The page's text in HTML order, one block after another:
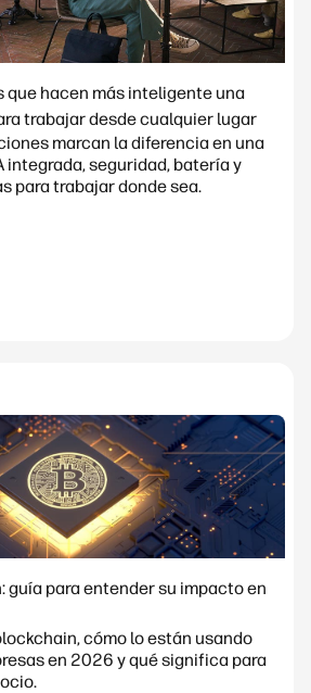
hacen más inteligente una
trabajar desde cualquier lugar
marcan la diferencia en una
integrada, seguridad, batería y
para trabajar donde sea.
guía para entender su impacto en
cómo lo están usando
en 2026 y qué significa para